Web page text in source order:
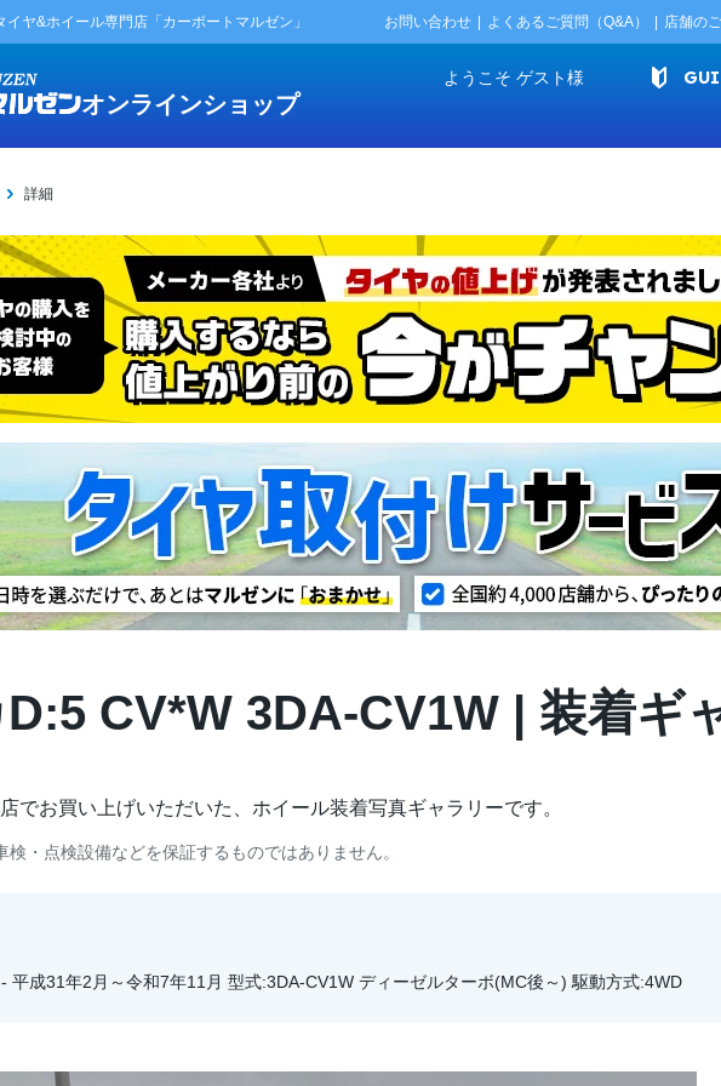
イヤ&ホイール専門店「カーポートマルゼン」 お問い合わせ よくあるご質問（Q&A） 店舗の
オンラインショップ
ようこそ ゲスト様
詳細
CV*W 3DA-CV1W | 装着ギ
でお買い上げいただいた、ホイール装着写真ギャラリーです。
・点検設備などを保証するものではありません。
平成31年2月～令和7年11月 型式:3DA-CV1W ディーゼルターボ(MC後～) 駆動方式:4WD